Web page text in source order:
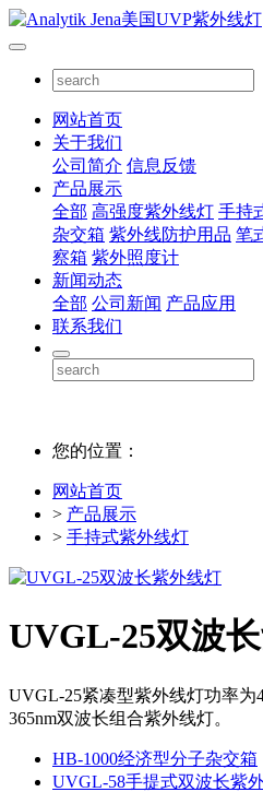
网站首页
关于我们
公司简介 信息反馈
产品展示
全部 高强度紫外线灯 手持
杂交箱 紫外线防护用品 笔
察箱 紫外照度计
新闻动态
全部 公司新闻 产品应用
联系我们
您的位置：
网站首页
> 产品展示
> 手持式紫外线灯
UVGL-25双波
UVGL-25紧凑型紫外线灯功率为
365nm双波长组合紫外线灯。
HB-1000经济型分子杂交箱
UVGL-58手提式双波长紫